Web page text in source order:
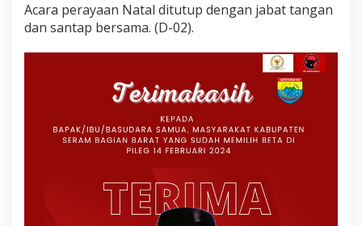
Acara perayaan Natal ditutup dengan jabat tangan
dan santap bersama. (D-02).